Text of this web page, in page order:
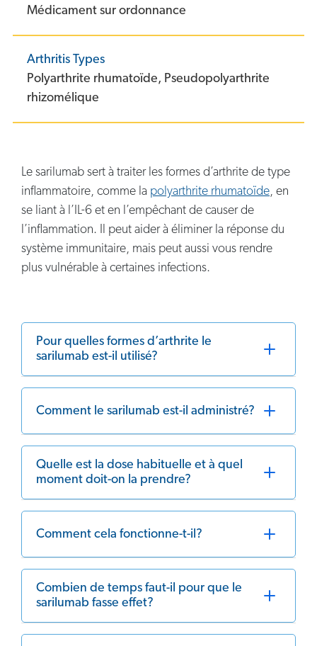
Médicament sur ordonnance
Arthritis Types
Polyarthrite rhumatoïde, Pseudopolyarthrite
rhizomélique
Le sarilumab sert à traiter les formes d’arthrite de type
inflammatoire, comme la polyarthrite rhumatoïde, en
se liant à l’IL-6 et en l’empêchant de causer de
l’inflammation. Il peut aider à éliminer la réponse du
système immunitaire, mais peut aussi vous rendre
plus vulnérable à certaines infections.
Pour quelles formes d’arthrite le
sarilumab est-il utilisé?
Comment le sarilumab est-il administré?
Quelle est la dose habituelle et à quel
moment doit-on la prendre?
Comment cela fonctionne-t-il?
Combien de temps faut-il pour que le
sarilumab fasse effet?